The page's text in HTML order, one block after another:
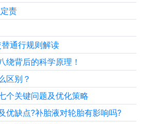
责
通行规则解读
绕背后的科学原理！
区别？
个关键问题及优化策略
优缺点?补胎液对轮胎有影响吗?